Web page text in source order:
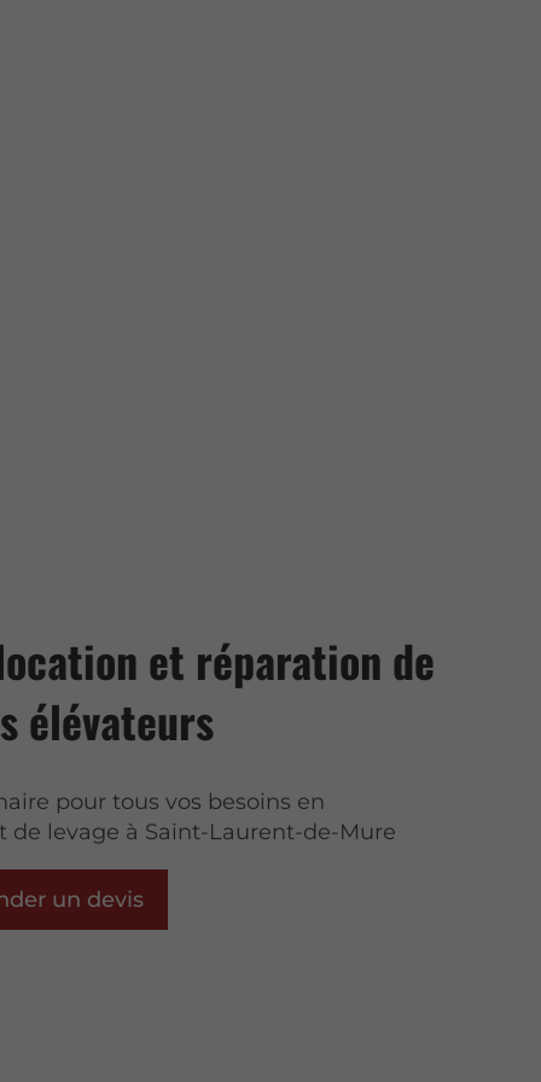
et réparation de
élévateurs
pour tous vos besoins en
de levage à Saint-Laurent-de-Mure
un devis